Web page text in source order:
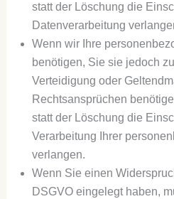
statt der Löschung die
Datenverarbeitung
Wenn wir Ihre
benötigen, Sie sie jedoch
Verteidigung oder
Rechtsansprüchen
statt der Löschung die
Verarbeitung Ihrer
verlangen.
Wenn Sie einen
DSGVO eingelegt haben,